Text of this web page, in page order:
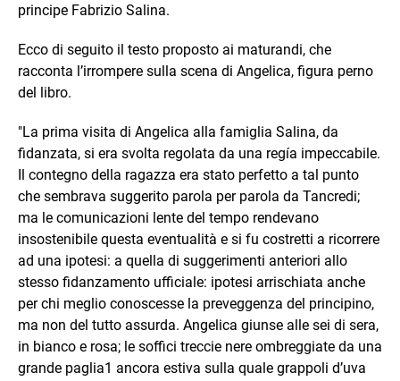
principe Fabrizio Salina.
Ecco di seguito il testo proposto ai maturandi, che
racconta l’irrompere sulla scena di Angelica, figura perno
del libro.
"La prima visita di Angelica alla famiglia Salina, da
fidanzata, si era svolta regolata da una regía impeccabile.
Il contegno della ragazza era stato perfetto a tal punto
che sembrava suggerito parola per parola da Tancredi;
ma le comunicazioni lente del tempo rendevano
insostenibile questa eventualità e si fu costretti a ricorrere
ad una ipotesi: a quella di suggerimenti anteriori allo
stesso fidanzamento ufficiale: ipotesi arrischiata anche
per chi meglio conoscesse la preveggenza del principino,
ma non del tutto assurda. Angelica giunse alle sei di sera,
in bianco e rosa; le soffici treccie nere ombreggiate da una
grande paglia1 ancora estiva sulla quale grappoli d’uva